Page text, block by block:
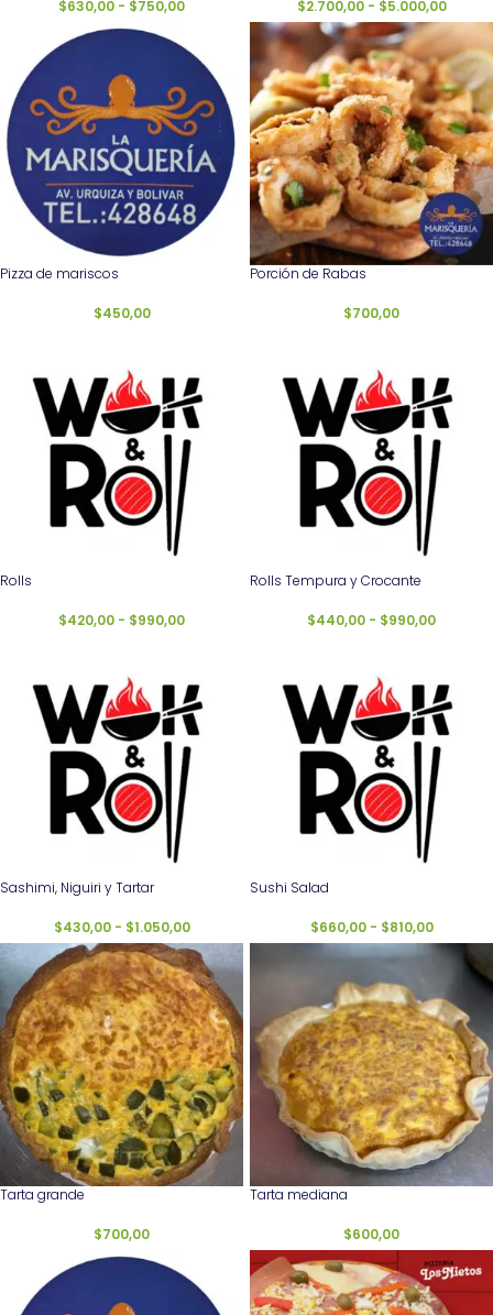
$630,00 - $750,00 $2.700,00 - $5.000,00
Pizza de mariscos
$450,00
Porción de Rabas
$700,00
Rolls
$420,00 - $990,00
Rolls Tempura y Crocante
$440,00 - $990,00
Sashimi, Niguiri y Tartar
$430,00 - $1.050,00
Sushi Salad
$660,00 - $810,00
Tarta grande
$700,00
Tarta mediana
$600,00